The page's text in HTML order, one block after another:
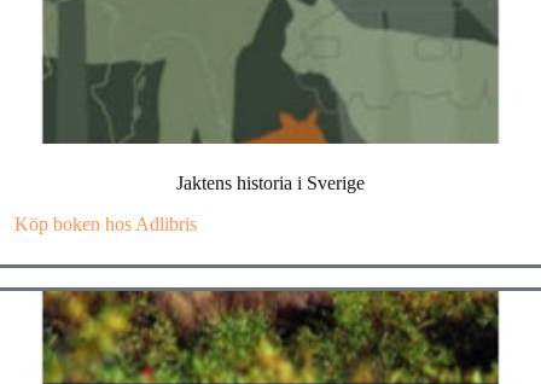
Jaktens historia i Sverige
Köp boken hos Adlibris